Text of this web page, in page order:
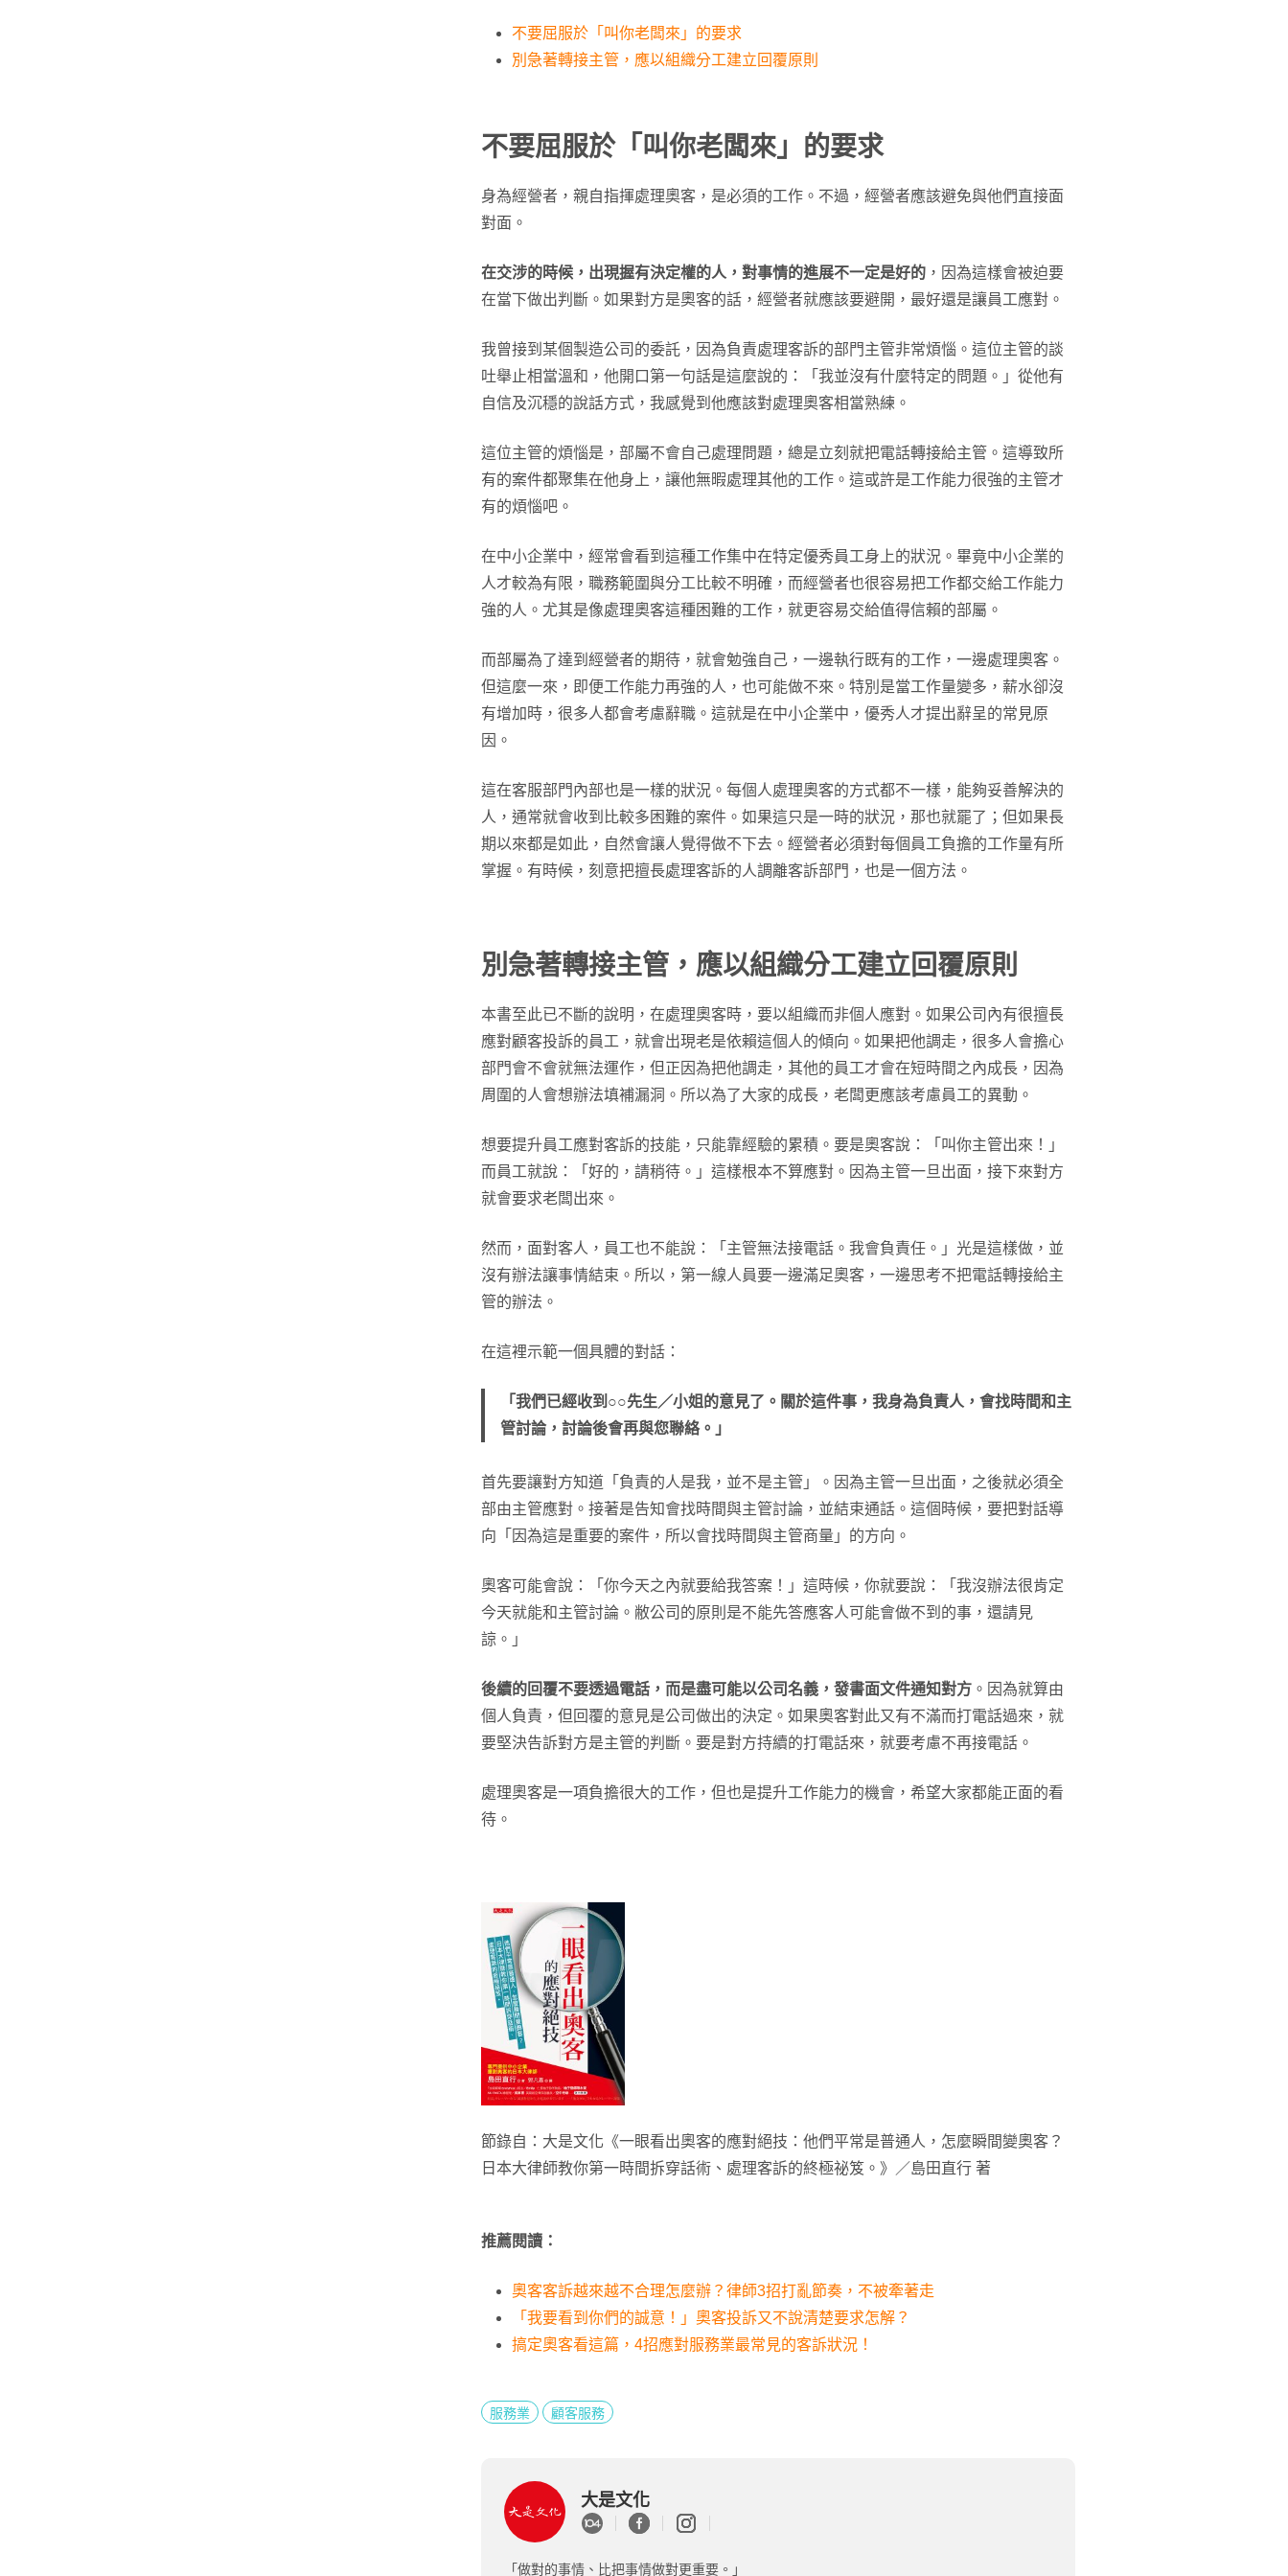
不要屈服於「叫你老闆來」的要求
別急著轉接主管，應以組織分工建立回覆原則
不要屈服於「叫你老闆來」的要求
身為經營者，親自指揮處理奧客，是必須的工作。不過，經營者應該避免與他們直接面
對面。
在交涉的時候，出現握有決定權的人，對事情的進展不一定是好的 ，因為這樣會被迫要
在當下做出判斷。如果對方是奧客的話，經營者就應該要避開，最好還是讓員工應對。
我曾接到某個製造公司的委託，因為負責處理客訴的部門主管非常煩惱。這位主管的談
吐舉止相當溫和，他開口第一句話是這麼說的：「我並沒有什麼特定的問題。」從他有
自信及沉穩的說話方式，我感覺到他應該對處理奧客相當熟練。
這位主管的煩惱是，部屬不會自己處理問題，總是立刻就把電話轉接給主管。這導致所
有的案件都聚集在他身上，讓他無暇處理其他的工作。這或許是工作能力很強的主管才
有的煩惱吧。
在中小企業中，經常會看到這種工作集中在特定優秀員工身上的狀況。畢竟中小企業的
人才較為有限，職務範圍與分工比較不明確，而經營者也很容易把工作都交給工作能力
強的人。尤其是像處理奧客這種困難的工作，就更容易交給值得信賴的部屬。
而部屬為了達到經營者的期待，就會勉強自己，一邊執行既有的工作，一邊處理奧客。
但這麼一來，即便工作能力再強的人，也可能做不來。特別是當工作量變多，薪水卻沒
有增加時，很多人都會考慮辭職。這就是在中小企業中，優秀人才提出辭呈的常見原
因。
這在客服部門內部也是一樣的狀況。每個人處理奧客的方式都不一樣，能夠妥善解決的
人，通常就會收到比較多困難的案件。如果這只是一時的狀況，那也就罷了；但如果長
期以來都是如此，自然會讓人覺得做不下去。經營者必須對每個員工負擔的工作量有所
掌握。有時候，刻意把擅長處理客訴的人調離客訴部門，也是一個方法。
別急著轉接主管，應以組織分工建立回覆原則
本書至此已不斷的說明，在處理奧客時，要以組織而非個人應對。如果公司內有很擅長
應對顧客投訴的員工，就會出現老是依賴這個人的傾向。如果把他調走，很多人會擔心
部門會不會就無法運作，但正因為把他調走，其他的員工才會在短時間之內成長，因為
周圍的人會想辦法填補漏洞。所以為了大家的成長，老闆更應該考慮員工的異動。
想要提升員工應對客訴的技能，只能靠經驗的累積。要是奧客說：「叫你主管出來！」
而員工就說：「好的，請稍待。」這樣根本不算應對。因為主管一旦出面，接下來對方
就會要求老闆出來。
然而，面對客人，員工也不能說：「主管無法接電話。我會負責任。」光是這樣做，並
沒有辦法讓事情結束。所以，第一線人員要一邊滿足奧客，一邊思考不把電話轉接給主
管的辦法。
在這裡示範一個具體的對話：
「我們已經收到○○先生／小姐的意見了。關於這件事，我身為負責人，會找時間和主
管討論，討論後會再與您聯絡。」
首先要讓對方知道「負責的人是我，並不是主管」。因為主管一旦出面，之後就必須全
部由主管應對。接著是告知會找時間與主管討論，並結束通話。這個時候，要把對話導
向「因為這是重要的案件，所以會找時間與主管商量」的方向。
奧客可能會說：「你今天之內就要給我答案！」這時候，你就要說：「我沒辦法很肯定
今天就能和主管討論。敝公司的原則是不能先答應客人可能會做不到的事，還請見
諒。」
後續的回覆不要透過電話，而是盡可能以公司名義，發書面文件通知對方 。因為就算由
個人負責，但回覆的意見是公司做出的決定。如果奧客對此又有不滿而打電話過來，就
要堅決告訴對方是主管的判斷。要是對方持續的打電話來，就要考慮不再接電話。
處理奧客是一項負擔很大的工作，但也是提升工作能力的機會，希望大家都能正面的看
待。
節錄自：大是文化《一眼看出奧客的應對絕技：他們平常是普通人，怎麼瞬間變奧客？
日本大律師教你第一時間拆穿話術、處理客訴的終極祕笈。》／島田直行 著
推薦閱讀：
奧客客訴越來越不合理怎麼辦？律師3招打亂節奏，不被牽著走
「我要看到你們的誠意！」奧客投訴又不說清楚要求怎解？
搞定奧客看這篇，4招應對服務業最常見的客訴狀況！
服務業 顧客服務
大是文化
「做對的事情、比把事情做對更重要。」